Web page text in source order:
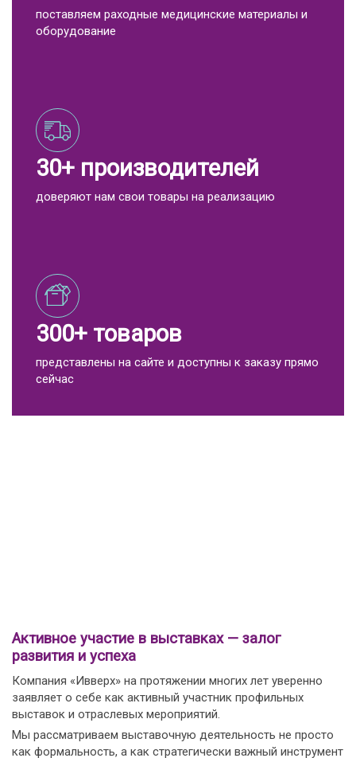
поставляем раходные медицинские материалы и
оборудование
30+ производителей
доверяют нам свои товары на реализацию
300+ товаров
представлены на сайте и доступны к заказу прямо
сейчас
Активное участие в выставках — залог
развития и успеха
Компания «Ивверх» на протяжении многих лет уверенно
заявляет о себе как активный участник профильных
выставок и отраслевых мероприятий.
Мы рассматриваем выставочную деятельность не просто
как формальность, а как стратегически важный инструмент